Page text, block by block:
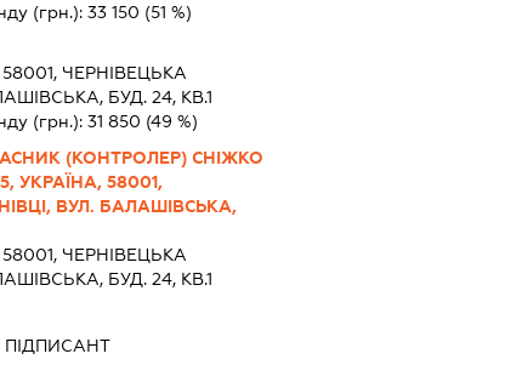
(грн.):33 150 (51 %)
58001, ЧЕРНIВЕЦЬКА
БУД. 24, КВ.1
(грн.):31 850 (49 %)
(КОНТРОЛЕР) СНІЖКО
УКРАЇНА, 58001,
ВУЛ. БАЛАШІВСЬКА,
58001, ЧЕРНIВЕЦЬКА
БУД. 24, КВ.1
ПІДПИСАНТ